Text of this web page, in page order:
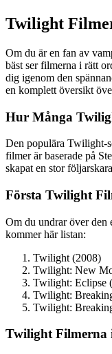
Twilight
Om du är en fan av
bäst ser filmerna i rätt
dig igenom den
en komplett översikt
Hur Många
Den populära Twilight-
filmer är baserade på
skapat en stor
Första Twilight
Om du undrar över
kommer här listan:
Twilight (2008)
Twilight: New
Twilight: Eclipse
Twilight:
Twilight:
Twilight Filmerna